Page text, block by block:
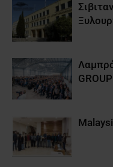
Λαμπρά
GROUP